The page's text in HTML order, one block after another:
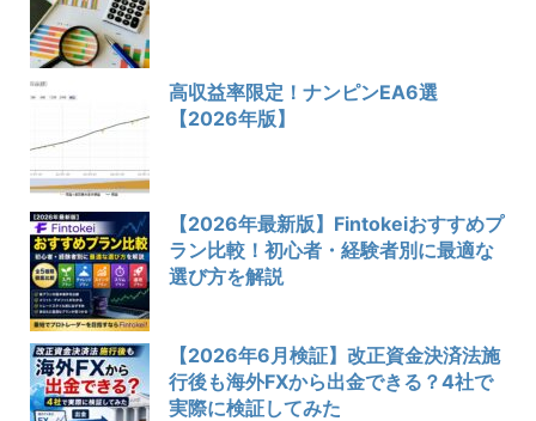
高収益率限定！ナンピンEA6選
【2026年版】
【2026年最新版】Fintokeiおすすめプ
ラン比較！初心者・経験者別に最適な
選び方を解説
【2026年6月検証】改正資金決済法施
行後も海外FXから出金できる？4社で
実際に検証してみた